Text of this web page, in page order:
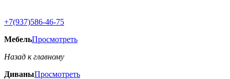
+7(937)586-46-75
МебельПросмотреть
Назад к главному
ДиваныПросмотреть